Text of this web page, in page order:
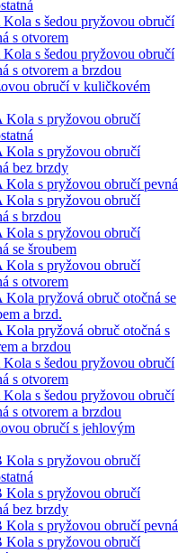
s šedou pryžovou obručí
s otvorem
s šedou pryžovou obručí
s otvorem a brzdou
obručí v kuličkovém
Kola s pryžovou obručí
Kola s pryžovou obručí
bez brzdy
Kola s pryžovou obručí pevná
Kola s pryžovou obručí
s brzdou
Kola s pryžovou obručí
se šroubem
Kola s pryžovou obručí
s otvorem
Kola pryžová obruč otočná se
a brzd.
Kola pryžová obruč otočná s
a brzdou
s šedou pryžovou obručí
s otvorem
s šedou pryžovou obručí
s otvorem a brzdou
obručí s jehlovým
Kola s pryžovou obručí
Kola s pryžovou obručí
bez brzdy
Kola s pryžovou obručí pevná
Kola s pryžovou obručí